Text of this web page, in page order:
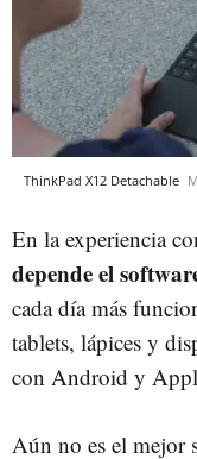
ThinkPad X12 Detachable
En la experiencia
depende el
cada día más
tablets, lápices y
con Android y
Aún no es el mejor